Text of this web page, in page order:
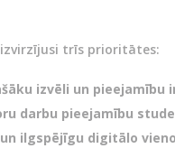
trīs prioritātes:
izvēli un pieejamību
darbu pieejamību
ilgspējīgu digitālo